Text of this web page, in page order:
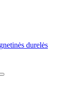
durelės